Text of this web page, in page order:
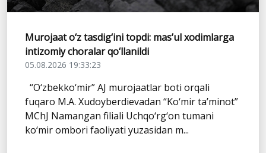
Murojaat o‘z tasdig‘ini topdi: mas’ul xodimlarga
intizomiy choralar qo‘llanildi
05.08.2026 19:33:23
“O‘zbekko‘mir” AJ murojaatlar boti orqali
fuqaro M.A. Xudoyberdievadan “Ko‘mir ta’minot”
MChJ Namangan filiali Uchqo‘rg‘on tumani
ko‘mir ombori faoliyati yuzasidan m...